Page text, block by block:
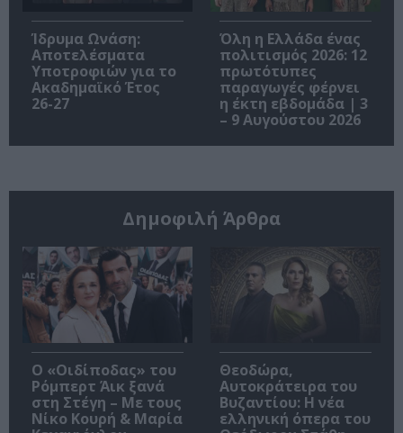
Ίδρυμα Ωνάση:
Αποτελέσματα
Υποτροφιών για το
Ακαδημαϊκό Έτος
26-27
Όλη η Ελλάδα ένας
πολιτισμός 2026: 12
πρωτότυπες
παραγωγές φέρνει
η έκτη εβδομάδα | 3
– 9 Αυγούστου 2026
Δημοφιλή Άρθρα
O «Οιδίποδας» του
Ρόμπερτ Άικ ξανά
στη Στέγη – Με τους
Νίκο Κουρή & Μαρία
Θεοδώρα,
Αυτοκράτειρα του
Βυζαντίου: Η νέα
ελληνική όπερα του